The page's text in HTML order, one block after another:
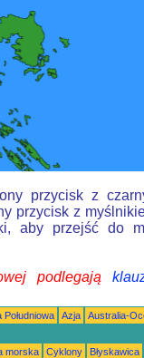
przycisk z
przycisk z
aby przejść do
podlegają
Azja
Australia-
morska Cyklony
Błyskawica